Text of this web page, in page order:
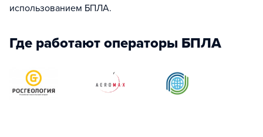
использованием БПЛА.
Где работают операторы БПЛА